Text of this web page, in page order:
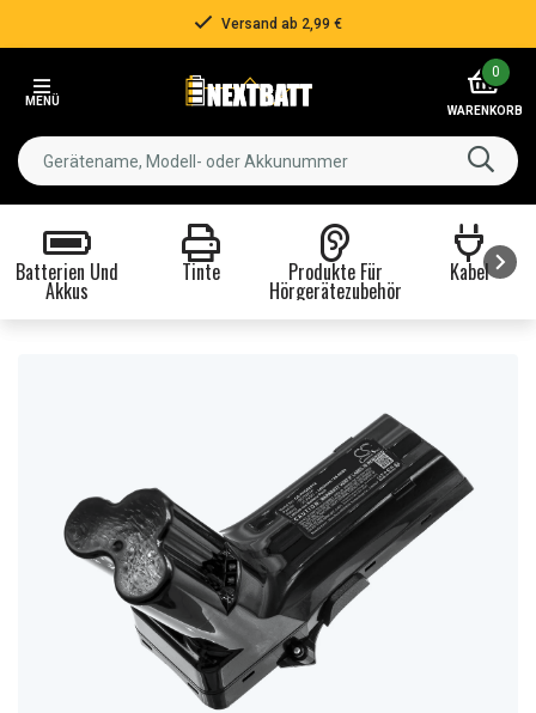
Versand ab 2,99 €
MENÜ
0
WARENKORB
Batterien Und
Akkus
Tinte Produkte Für
Hörgerätezubehör
Kabel